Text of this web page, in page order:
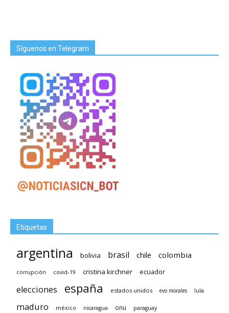
Síguenos en Telegram
Etiquetas
argentina bolivia brasil chile colombia
corrupción covid-19 cristina kirchner ecuador
elecciones españa estados unidos evo morales lula
maduro méxico nicaragua onu paraguay